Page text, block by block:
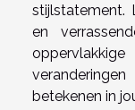
stijlstatement.
en
betekenen in